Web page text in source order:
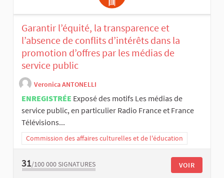
Garantir l’équité, la transparence et
l’absence de conflits d’intérêts dans la
promotion d’offres par les médias de
service public
Veronica ANTONELLI
ENREGISTRÉE Exposé des motifs Les médias de
service public, en particulier Radio France et France
Télévisions...
Commission des affaires culturelles et de l'éducation
31/100 000 SIGNATURES VOIR